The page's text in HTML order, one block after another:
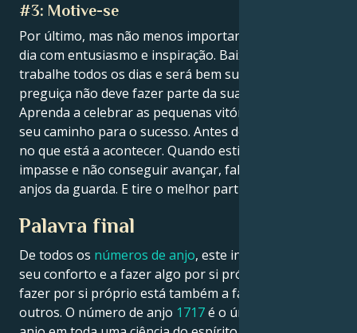
#3: Motive-se
Por último, mas não menos importante, aborde cada
dia com entusiasmo e inspiração. Baixe a cabeça e
trabalhe todos os dias e será bem sucedido. A
preguiça não deve fazer parte da sua rotina diária.
Aprenda a celebrar as pequenas vitórias. Falhe no
seu caminho para o sucesso. Antes de decidir, pense
no que está a acontecer. Quando estiver num
impasse e não conseguir avançar, fale com os seus
anjos da guarda. E tire o melhor partido do que tem.
Palavra final
De todos os números de anjo, este incita-o a sair do
seu conforto e a fazer algo por si próprio – e ao
fazer por si próprio está também a fazer pelos
outros. O número de anjo 1717é o único número de